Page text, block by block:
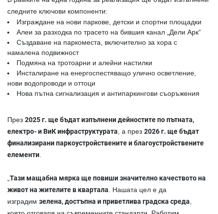
следните ключови компоненти:
Изграждане на нови паркове, детски и спортни площадки
Алеи за разходка по трасето на бившия канал „Дели Арк“
Създаване на паркоместа , включително за хора с
намалена подвижност
Подмяна на тротоарни и алейни настилки
Инсталиране на енергоспестяващо улично осветление
нови водопроводи и оттоци
Нова пътна сигнализация и антипаркингови съоръжения
През 2025 г. ще бъдат изпълнени дейностите по пътната,
електро- и ВиК инфраструктурата , а през 2026 г. ще бъдат
финализирани паркоустройствените и благоустройствените
елементи
Тази мащабна мярка ще повиши значително качеството на
живот на жителите в квартала . Нашата цел е да
изградим зеленa, достъпнa и приветливa градска среда